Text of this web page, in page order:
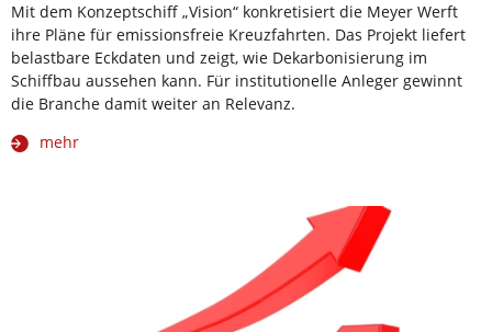
Mit dem Konzeptschiff „Vision“ konkretisiert die Meyer Werft
ihre Pläne für emissionsfreie Kreuzfahrten. Das Projekt liefert
belastbare Eckdaten und zeigt, wie Dekarbonisierung im
Schiffbau aussehen kann. Für institutionelle Anleger gewinnt
die Branche damit weiter an Relevanz.
mehr